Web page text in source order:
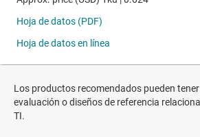
Los productos recomendados pueden
evaluación o diseños de referencia
TI.